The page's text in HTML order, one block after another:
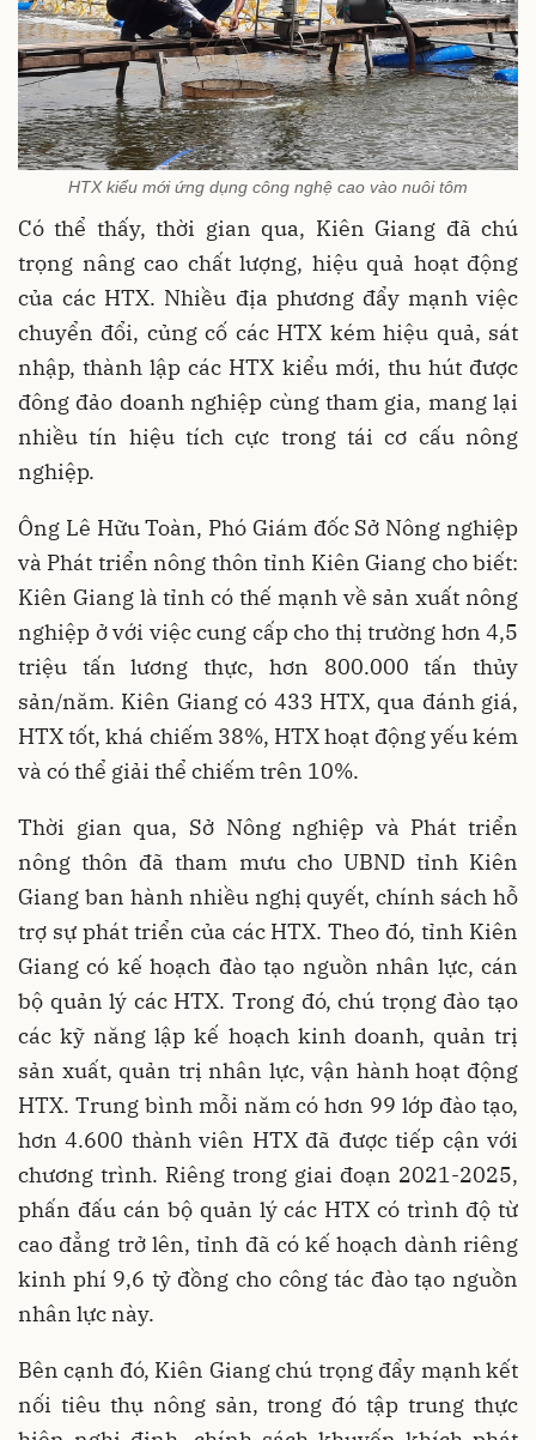
HTX kiểu mới ứng dụng công nghệ cao vào nuôi tôm
Có thể thấy, thời gian qua, Kiên Giang đã chú
trọng nâng cao chất lượng, hiệu quả hoạt động
của các HTX. Nhiều địa phương đẩy mạnh việc
chuyển đổi, củng cố các HTX kém hiệu quả, sát
nhập, thành lập các HTX kiểu mới, thu hút được
đông đảo doanh nghiệp cùng tham gia, mang lại
nhiều tín hiệu tích cực trong tái cơ cấu nông
nghiệp.
Ông Lê Hữu Toàn, Phó Giám đốc Sở Nông nghiệp
và Phát triển nông thôn tỉnh Kiên Giang cho biết:
Kiên Giang là tỉnh có thế mạnh về sản xuất nông
nghiệp ở với việc cung cấp cho thị trường hơn 4,5
triệu tấn lương thực, hơn 800.000 tấn thủy
sản/năm. Kiên Giang có 433 HTX, qua đánh giá,
HTX tốt, khá chiếm 38%, HTX hoạt động yếu kém
và có thể giải thể chiếm trên 10%.
Thời gian qua, Sở Nông nghiệp và Phát triển
nông thôn đã tham mưu cho UBND tỉnh Kiên
Giang ban hành nhiều nghị quyết, chính sách hỗ
trợ sự phát triển của các HTX. Theo đó, tỉnh Kiên
Giang có kế hoạch đào tạo nguồn nhân lực, cán
bộ quản lý các HTX. Trong đó, chú trọng đào tạo
các kỹ năng lập kế hoạch kinh doanh, quản trị
sản xuất, quản trị nhân lực, vận hành hoạt động
HTX. Trung bình mỗi năm có hơn 99 lớp đào tạo,
hơn 4.600 thành viên HTX đã được tiếp cận với
chương trình. Riêng trong giai đoạn 2021-2025,
phấn đấu cán bộ quản lý các HTX có trình độ từ
cao đẳng trở lên, tỉnh đã có kế hoạch dành riêng
kinh phí 9,6 tỷ đồng cho công tác đào tạo nguồn
nhân lực này.
Bên cạnh đó, Kiên Giang chú trọng đẩy mạnh kết
nối tiêu thụ nông sản, trong đó tập trung thực